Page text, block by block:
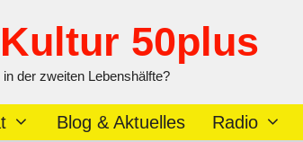
50plus
in der zweiten Lebenshälfte?
Blog & Aktuelles Radio